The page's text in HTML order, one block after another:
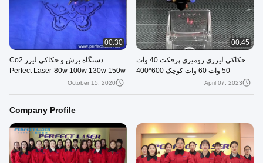
00:45
حکاکی لیزری رومیزی پرفکت 40 وات
50 وات 60 وات کوچک 600*400
میلی‌متری Co2 رومیزیApril 07, 2023
00:30
دستگاه برش و حکاکی لیزر Co2
Perfect Laser-80w 100w 130w 150w
October 15, 2020
Company Profile